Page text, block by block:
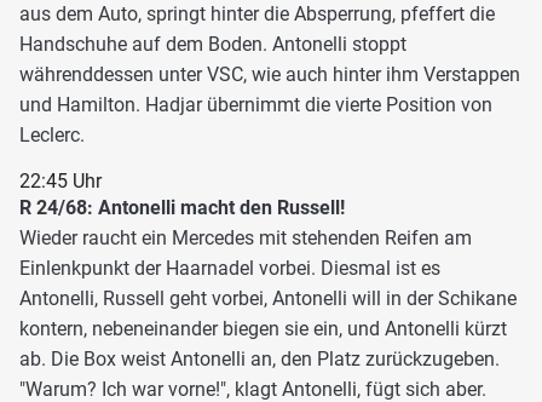
aus dem Auto, springt hinter die Absperrung, pfeffert die
Handschuhe auf dem Boden. Antonelli stoppt
währenddessen unter VSC, wie auch hinter ihm Verstappen
und Hamilton. Hadjar übernimmt die vierte Position von
Leclerc.
22:45 Uhr
R 24/68: Antonelli macht den Russell!
Wieder raucht ein Mercedes mit stehenden Reifen am
Einlenkpunkt der Haarnadel vorbei. Diesmal ist es
Antonelli, Russell geht vorbei, Antonelli will in der Schikane
kontern, nebeneinander biegen sie ein, und Antonelli kürzt
ab. Die Box weist Antonelli an, den Platz zurückzugeben.
"Warum? Ich war vorne!", klagt Antonelli, fügt sich aber.